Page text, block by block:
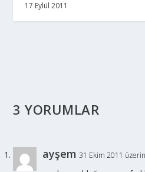
17 Eylül 2011
3 YORUMLAR
ayşem 31 Ekim 2011